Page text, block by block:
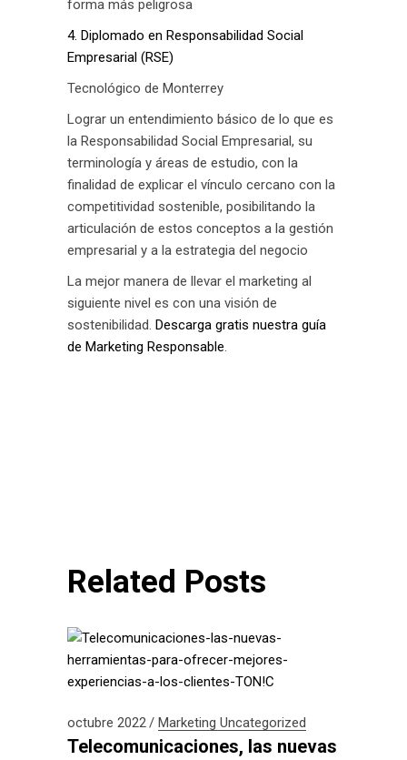
forma más peligrosa
4. Diplomado en Responsabilidad Social
Empresarial (RSE)
Tecnológico de Monterrey
Lograr un entendimiento básico de lo que es
la Responsabilidad Social Empresarial, su
terminología y áreas de estudio, con la
finalidad de explicar el vínculo cercano con la
competitividad sostenible, posibilitando la
articulación de estos conceptos a la gestión
empresarial y a la estrategia del negocio
La mejor manera de llevar el marketing al
siguiente nivel es con una visión de
sostenibilidad. Descarga gratis nuestra guía
de Marketing Responsable.
Related Posts
octubre 2022 Marketing Uncategorized
Telecomunicaciones, las nuevas